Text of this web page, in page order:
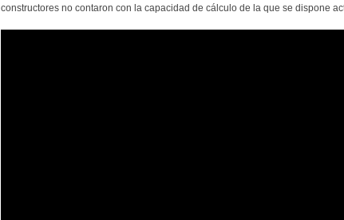
constructores no contaron con la capacidad de cálculo de la que se dispone